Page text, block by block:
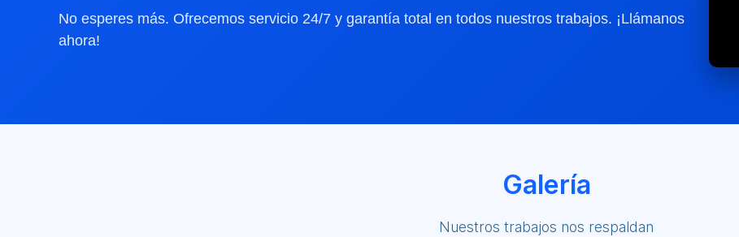
No esperes más. Ofrecemos servicio 24/7 y garantía total en todos nuestros trabajos. ¡Llámanos
ahora!
Galería
Nuestros trabajos nos respaldan